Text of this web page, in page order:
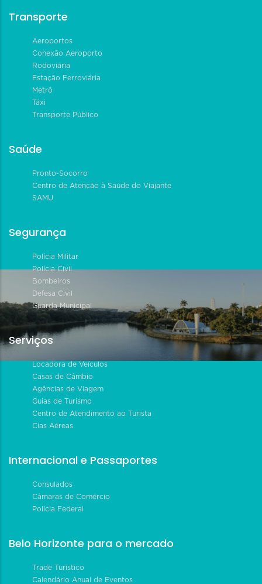
Transporte
Aeroportos
Conexão Aeroporto
Rodoviária
Estação Ferroviária
Metrô
Táxi
Transporte Público
Saúde
Pronto-Socorro
Centro de Atenção à Saúde do Viajante
SAMU
Segurança
Polícia Militar
Polícia Civil
Bombeiros
Defesa Civil
Guarda Municipal
Serviços
Locadora de Veículos
Casas de Câmbio
Agências de Viagem
Guias de Turismo
Centro de Atendimento ao Turista
Cias Aéreas
Internacional e Passaportes
Consulados
Câmaras de Comércio
Polícia Federal
Belo Horizonte para o mercado
Trade Turístico
Calendário Anual de Eventos